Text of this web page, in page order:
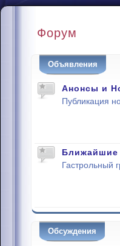
Форум
Объявления
Анонсы и
Публикация
Ближайшие
Гастрольный
Обсуждения